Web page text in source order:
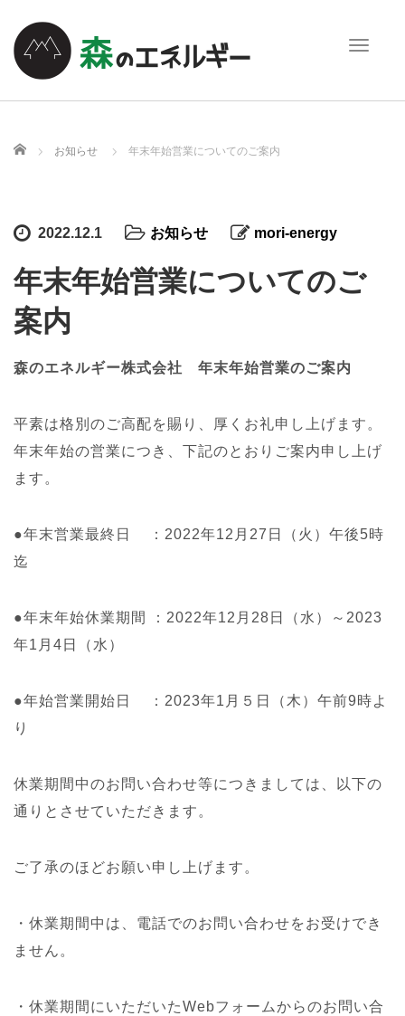
T
t
ホーム お知らせ 年末年始営業についてのご案内
2022.12.1 お知らせ mori-energy
年末年始営業についてのご
案内
森のエネルギー株式会社 年末年始営業のご案内
平素は格別のご高配を賜り、厚くお礼申し上げます。
年末年始の営業につき、下記のとおりご案内申し上げ
ます。
●年末営業最終日 ：2022年12月27日（火）午後5時
迄
●年末年始休業期間 ：2022年12月28日（水）～2023
年1月4日（水）
●年始営業開始日 ：2023年1月５日（木）午前9時よ
り
休業期間中のお問い合わせ等につきましては、以下の
通りとさせていただきます。
ご了承のほどお願い申し上げます。
・休業期間中は、電話でのお問い合わせをお受けでき
ません。
・休業期間にいただいたWebフォームからのお問い合